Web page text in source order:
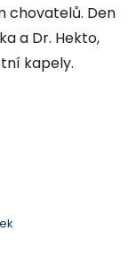
chovatelů. Den
a Dr. Hekto,
kapely.